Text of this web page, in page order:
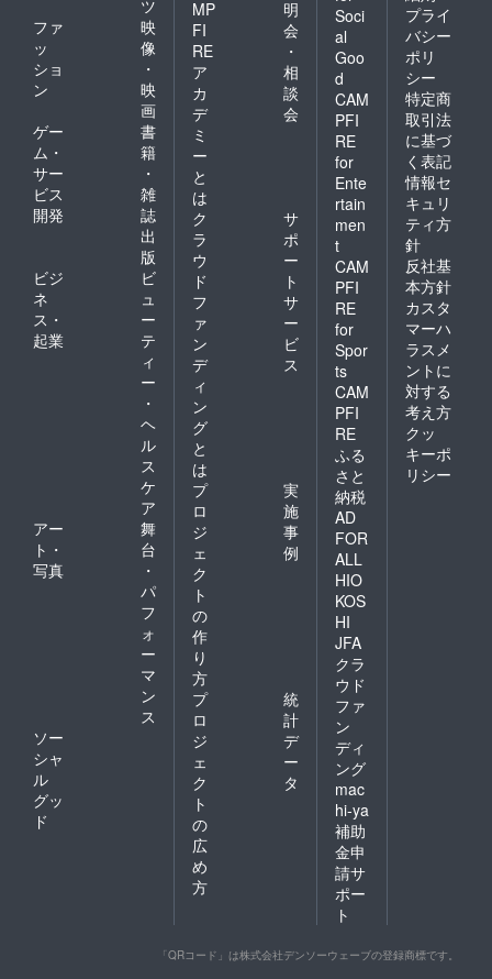
ツ
ファ
ッ
ショ
ン
映
像
・
映
画
ゲー
ム・
サー
ビス
開発
書
籍
・
雑
誌
出
版
ビジ
ネ
ス・
起業
ビ
ュ
ー
テ
ィ
ー
・
ヘ
ル
ス
ケ
ア
アー
ト・
写真
舞
台
・
パ
フ
ォ
ー
マ
ン
ス
ソー
シャ
ル
グッ
ド
MP
FI
RE
ア
カ
デ
ミ
ー
と
は
明
会
・
相
談
会
ク
ラ
ウ
ド
フ
ァ
ン
デ
ィ
ン
グ
と
は
サ
ポ
ー
ト
サ
ー
ビ
ス
プ
ロ
ジ
ェ
ク
ト
の
作
り
方
実
施
事
例
プ
ロ
ジ
ェ
ク
ト
の
広
め
方
統
計
デ
ー
タ
Soci
al
Goo
d
CAM
PFI
RE
for
Ente
rtain
men
t
CAM
PFI
RE
for
Spor
ts
CAM
PFI
RE
ふる
さと
納税
AD
FOR
ALL
HIO
KOS
HI
JFA
クラ
ウド
ファ
ン
ディ
ング
mac
hi-ya
補助
金申
請サ
ポー
ト
プライ
バシー
ポリ
シー
特定商
取引法
に基づ
く表記
情報セ
キュリ
ティ方
針
反社基
本方針
カスタ
マーハ
ラスメ
ントに
対する
考え方
クッ
キーポ
リシー
「QRコード」は株式会社デンソーウェーブの登録商標です。